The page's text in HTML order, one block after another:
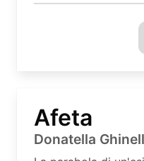
Afeta
Donatella